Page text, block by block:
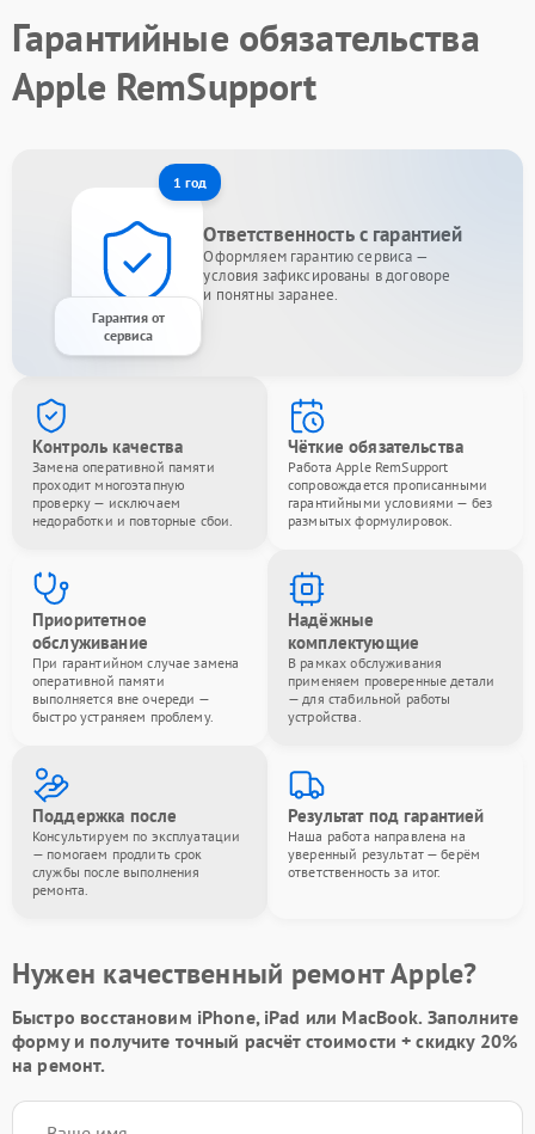
Гарантийные обязательства
Apple RemSupport
1 год
Гарантия от
сервиса
Ответственность с гарантией
Оформляем гарантию сервиса —
условия зафиксированы в договоре
и понятны заранее.
Контроль качества
Замена оперативной памяти
проходит многоэтапную
проверку — исключаем
недоработки и повторные сбои.
Чёткие обязательства
Работа Apple RemSupport
сопровождается прописанными
гарантийными условиями — без
размытых формулировок.
Приоритетное
обслуживание
При гарантийном случае замена
оперативной памяти
выполняется вне очереди —
быстро устраняем проблему.
Надёжные
комплектующие
В рамках обслуживания
применяем проверенные детали
— для стабильной работы
устройства.
Поддержка после
Консультируем по эксплуатации
— помогаем продлить срок
службы после выполнения
ремонта.
Результат под гарантией
Наша работа направлена на
уверенный результат — берём
ответственность за итог.
Нужен качественный ремонт Apple?
Быстро восстановим iPhone, iPad или MacBook. Заполните
формуи получите точный расчёт стоимости +скидку 20%
на ремонт.